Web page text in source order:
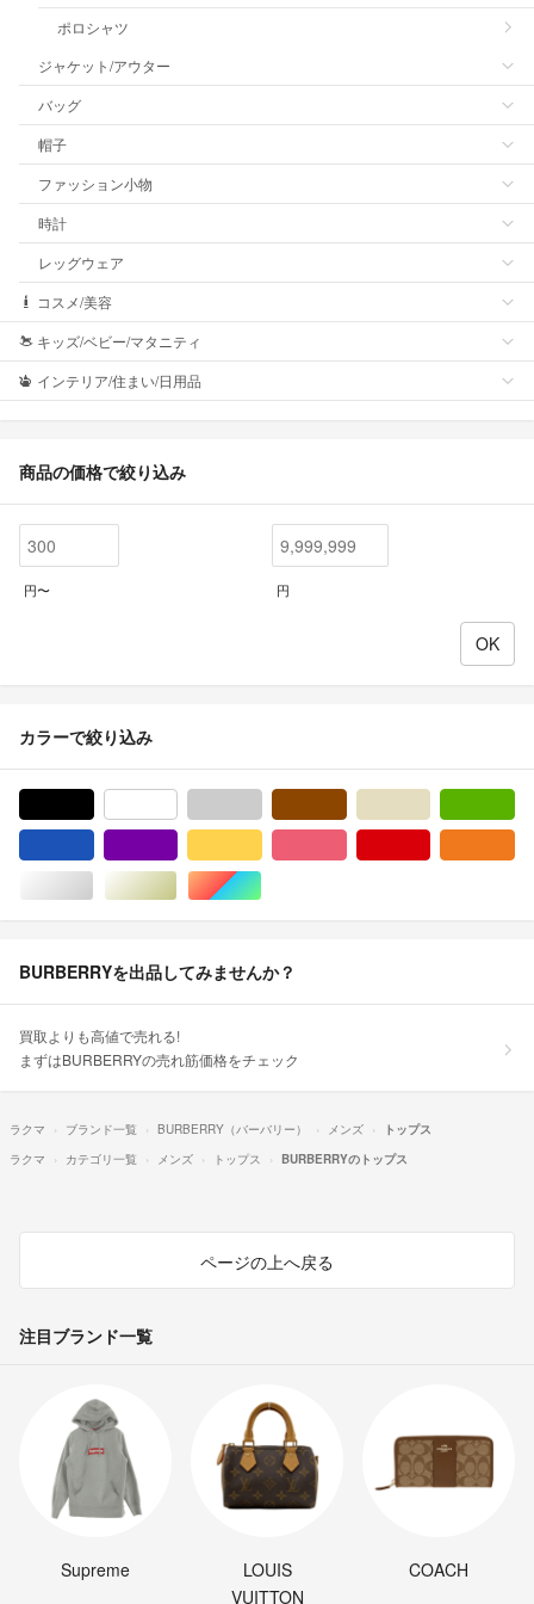
ポロシャツ
ジャケット/アウター
バッグ
帽子
ファッション小物
時計
レッグウェア
コスメ/美容
キッズ/ベビー/マタニティ
インテリア/住まい/日用品
商品の価格で絞り込み
円〜 円
カラーで絞り込み
シルバー/銀色系ゴールド/金色系マルチカラー
BURBERRYを出品してみませんか？
買取よりも高値で売れる!
まずはBURBERRYの売れ筋価格をチェック
ラクマ ブランド一覧 BURBERRY（バーバリー） メンズ
トップス
ラクマ
カテゴリ一覧 メンズ トップス BURBERRYのトップス
ページの上へ戻る
注目ブランド一覧
Supreme
LOUIS
VUITTON
COACH